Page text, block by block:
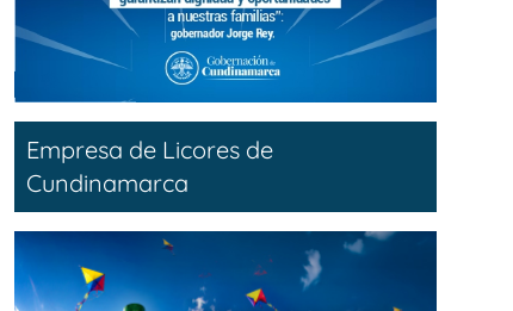
Empresa de Licores de
Cundinamarca